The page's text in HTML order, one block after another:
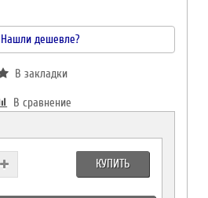
Нашли дешевле?
В закладки
В сравнение
КУПИТЬ